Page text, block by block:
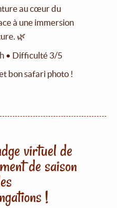
au cœur du
à une immersion
🌿
• Difficulté 3/5
bon safari photo !
virtuel de
de saison
!